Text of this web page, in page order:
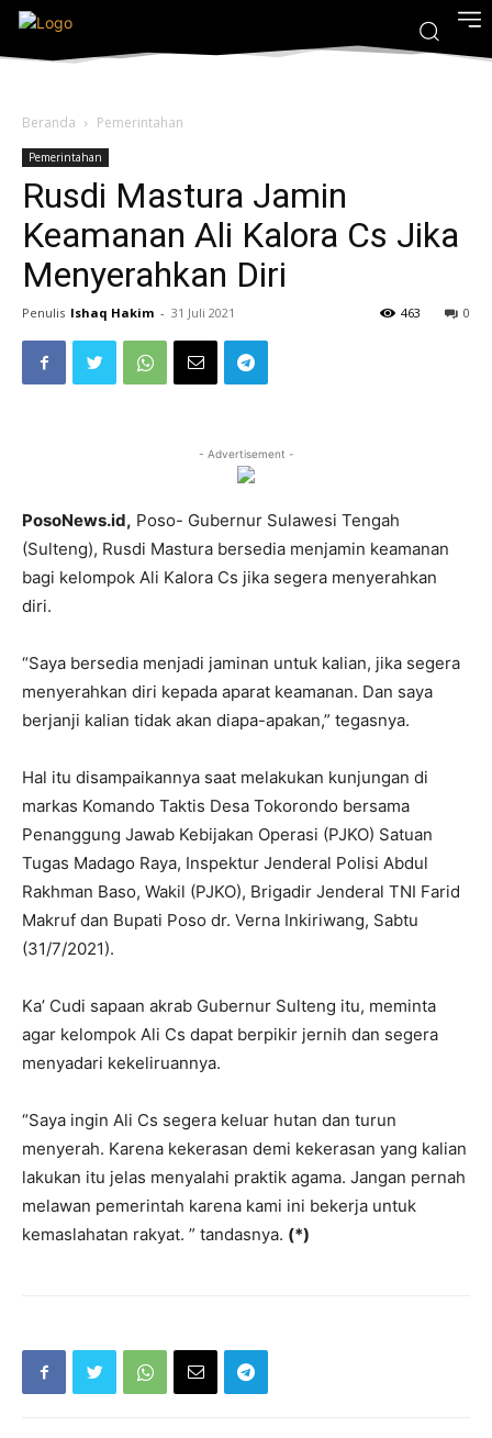
Beranda Pemerintahan
Pemerintahan
Rusdi Mastura Jamin
Keamanan Ali Kalora Cs Jika
Menyerahkan Diri
Penulis Ishaq Hakim - 31 Juli 2021 0
463
- Advertisement -
PosoNews.id, Poso- Gubernur Sulawesi Tengah
(Sulteng), Rusdi Mastura bersedia menjamin keamanan
bagi kelompok Ali Kalora Cs jika segera menyerahkan
diri.
“Saya bersedia menjadi jaminan untuk kalian, jika segera
menyerahkan diri kepada aparat keamanan. Dan saya
berjanji kalian tidak akan diapa-apakan,” tegasnya.
Hal itu disampaikannya saat melakukan kunjungan di
markas Komando Taktis Desa Tokorondo bersama
Penanggung Jawab Kebijakan Operasi (PJKO) Satuan
Tugas Madago Raya, Inspektur Jenderal Polisi Abdul
Rakhman Baso, Wakil (PJKO), Brigadir Jenderal TNI Farid
Makruf dan Bupati Poso dr. Verna Inkiriwang, Sabtu
(31/7/2021).
Ka’ Cudi sapaan akrab Gubernur Sulteng itu, meminta
agar kelompok Ali Cs dapat berpikir jernih dan segera
menyadari kekeliruannya.
“Saya ingin Ali Cs segera keluar hutan dan turun
menyerah. Karena kekerasan demi kekerasan yang kalian
lakukan itu jelas menyalahi praktik agama. Jangan pernah
melawan pemerintah karena kami ini bekerja untuk
kemaslahatan rakyat. ” tandasnya. (*)